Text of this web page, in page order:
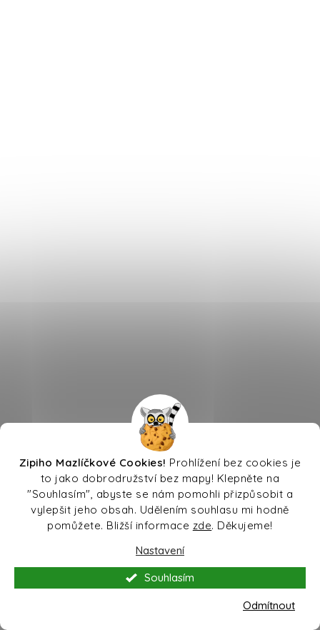
Zipiho Mazlíčkové Cookies! Prohlížení bez cookies je
to jako dobrodružství bez mapy! Klepněte na
"Souhlasím", abyste se nám pomohli přizpůsobit a
vylepšit jeho obsah. Udělením souhlasu mi hodně
pomůžete. Bližší informace zde. Děkujeme!
Nastavení
Odmítnout
Souhlasím